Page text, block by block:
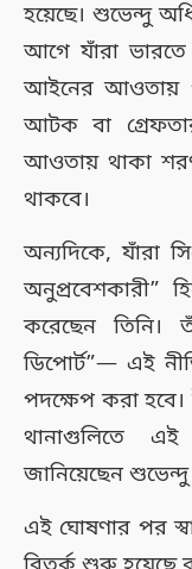
হয়েছে। শুভেন্দু
আগে যাঁরা
আইনের আওতায়
আটক বা
আওতায় থাকা
থাকবে।
অন্যদিকে, যাঁরা
অনুপ্রবেশকারী”
করেছেন তিনি।
ডিপোর্ট”— এই
পদক্ষেপ করা হবে।
থানাগুলিতে
জানিয়েছেন
এই ঘোষণার পর